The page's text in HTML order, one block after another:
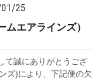
25
エアラインズ）
て誠にありがとうござ
ズ)により、下記便の欠